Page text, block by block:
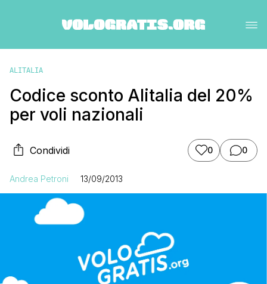
ALITALIA
Codice sconto Alitalia del 20%
per voli nazionali
Condividi 0 0
Andrea Petroni 13/09/2013